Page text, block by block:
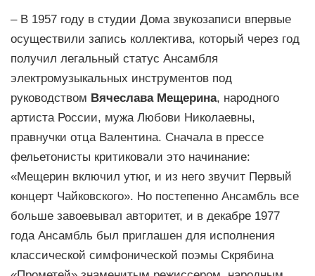
– В 1957 году в студии Дома звукозаписи впервые
осуществили запись коллектива, который через год
получил легальный статус Ансамбля
электромузыкальных инструментов под
руководством Вячеслава Мещерина, народного
артиста России, мужа Любови Николаевны,
правнучки отца Валентина. Сначала в прессе
фельетонисты критиковали это начинание:
«Мещерин включил утюг, и из него звучит Первый
концерт Чайковского». Но постепенно Ансамбль все
больше завоевывал авторитет, и в декабре 1977
года Ансамбль был приглашен для исполнения
классической симфонической поэмы Скрябина